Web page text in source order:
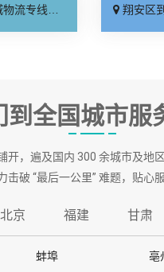
周到「全境到达」 翔安区到聊城物
到全国城市服
开，遍及国内 300 余城市及地
击破 “最后一公里” 难题，贴心
北京 福建 甘肃
蚌埠
亳